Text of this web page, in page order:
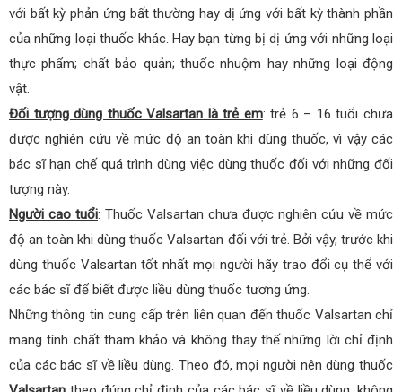
với bất kỳ phản ứng bất thường hay dị ứng với bất kỳ thành phần
của những loại thuốc khác. Hay bạn từng bị dị ứng với những loại
thực phẩm; chất bảo quản; thuốc nhuộm hay những loại động
vật.
Đối tượng dùng thuốc Valsartan là trẻ em: trẻ 6 – 16 tuổi chưa
được nghiên cứu về mức độ an toàn khi dùng thuốc, vì vậy các
bác sĩ hạn chế quá trình dùng việc dùng thuốc đối với những đối
tượng này.
Người cao tuổi: Thuốc Valsartan chưa được nghiên cứu về mức
độ an toàn khi dùng thuốc Valsartan đối với trẻ. Bởi vậy, trước khi
dùng thuốc Valsartan tốt nhất mọi người hãy trao đổi cụ thể với
các bác sĩ để biết được liều dùng thuốc tương ứng.
Những thông tin cung cấp trên liên quan đến thuốc Valsartan chỉ
mang tính chất tham khảo và không thay thế những lời chỉ định
của các bác sĩ về liều dùng. Theo đó, mọi người nên dùng thuốc